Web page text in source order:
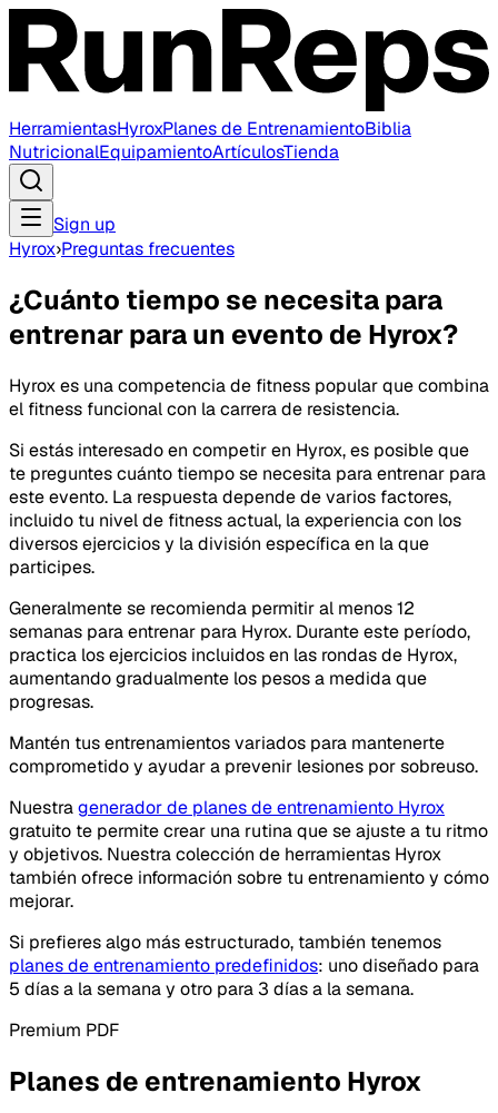
HerramientasHyroxPlanes de EntrenamientoBiblia
NutricionalEquipamientoArtículosTienda
Sign up
Hyrox›Preguntas frecuentes
¿Cuánto tiempo se necesita para
entrenar para un evento de Hyrox?
Hyrox es una competencia de fitness popular que combina
el fitness funcional con la carrera de resistencia.
Si estás interesado en competir en Hyrox, es posible que
te preguntes cuánto tiempo se necesita para entrenar para
este evento. La respuesta depende de varios factores,
incluido tu nivel de fitness actual, la experiencia con los
diversos ejercicios y la división específica en la que
participes.
Generalmente se recomienda permitir al menos 12
semanas para entrenar para Hyrox. Durante este período,
practica los ejercicios incluidos en las rondas de Hyrox,
aumentando gradualmente los pesos a medida que
progresas.
Mantén tus entrenamientos variados para mantenerte
comprometido y ayudar a prevenir lesiones por sobreuso.
Nuestragenerador de planes de entrenamiento Hyrox
gratuito te permite crear una rutina que se ajuste a tu ritmo
y objetivos. Nuestra colección de herramientas Hyrox
también ofrece información sobre tu entrenamiento y cómo
mejorar.
Si prefieres algo más estructurado, también tenemos
planes de entrenamiento predefinidos: uno diseñado para
5 días a la semana y otro para 3 días a la semana.
Premium PDF
Planes de entrenamiento Hyrox